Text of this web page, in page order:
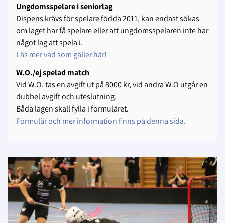
Ungdomsspelare i seniorlag
Dispens krävs för spelare födda 2011, kan endast sökas
om laget har få spelare eller att ungdomsspelaren inte har
något lag att spela i.
Läs mer vad som gäller här!
W.O./ej spelad match
Vid W.O. tas en avgift ut på 8000 kr, vid andra W.O utgår en
dubbel avgift och uteslutning.
Båda lagen skall fylla i formuläret.
Formulär och mer information finns på denna sida.